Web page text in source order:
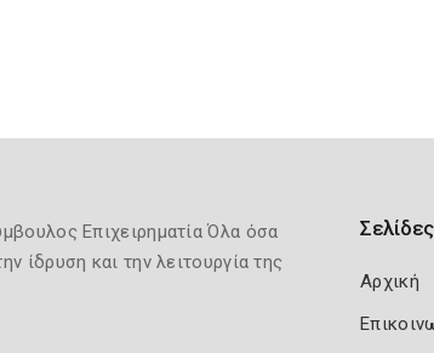
Επιχειρηματία Όλα όσα
ίδρυση και την λειτουργία της
Σελίδες
Αρχική